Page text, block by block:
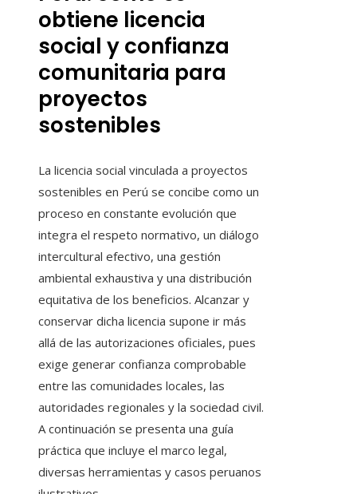
obtiene licencia
social y confianza
comunitaria para
proyectos
sostenibles
La licencia social vinculada a proyectos
sostenibles en Perú se concibe como un
proceso en constante evolución que
integra el respeto normativo, un diálogo
intercultural efectivo, una gestión
ambiental exhaustiva y una distribución
equitativa de los beneficios. Alcanzar y
conservar dicha licencia supone ir más
allá de las autorizaciones oficiales, pues
exige generar confianza comprobable
entre las comunidades locales, las
autoridades regionales y la sociedad civil.
A continuación se presenta una guía
práctica que incluye el marco legal,
diversas herramientas y casos peruanos